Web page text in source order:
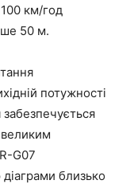
км/год
50 м.
потужності
G07
близько